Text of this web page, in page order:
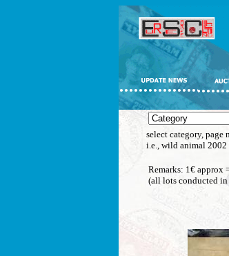
select category, page
i.e., wild animal
Remarks: 1€ approx
(all lots conducted